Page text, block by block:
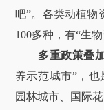
吧”。各类动植物
100多种，有“生
多重政策叠加
养示范城市”，
园林城市、国际花